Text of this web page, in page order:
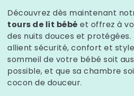
Découvrez dès maintenant
tours de lit bébé et offrez à
des nuits douces et protégées.
allient sécurité, confort et
sommeil de votre bébé soit
possible, et que sa chambre
cocon de douceur.